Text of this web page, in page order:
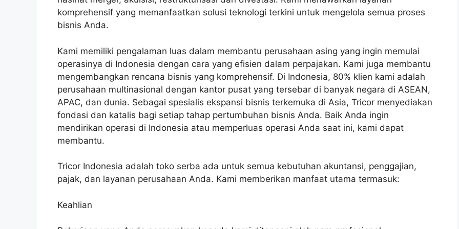
komprehensif yang memanfaatkan solusi teknologi terkini untuk mengelola semua proses
bisnis Anda.
Kami memiliki pengalaman luas dalam membantu perusahaan asing yang ingin memulai
operasinya di Indonesia dengan cara yang efisien dalam perpajakan. Kami juga membantu
mengembangkan rencana bisnis yang komprehensif. Di Indonesia, 80% klien kami adalah
perusahaan multinasional dengan kantor pusat yang tersebar di banyak negara di ASEAN,
APAC, dan dunia. Sebagai spesialis ekspansi bisnis terkemuka di Asia, Tricor menyediakan
fondasi dan katalis bagi setiap tahap pertumbuhan bisnis Anda. Baik Anda ingin
mendirikan operasi di Indonesia atau memperluas operasi Anda saat ini, kami dapat
membantu.
Tricor Indonesia adalah toko serba ada untuk semua kebutuhan akuntansi, penggajian,
pajak, dan layanan perusahaan Anda. Kami memberikan manfaat utama termasuk:
Keahlian